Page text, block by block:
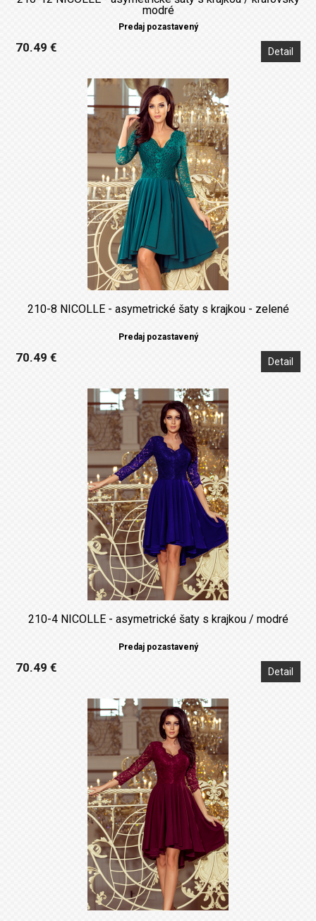
modré
Predaj pozastavený
70.49 € Detail
210-8 NICOLLE - asymetrické šaty s krajkou - zelené
Predaj pozastavený
70.49 € Detail
210-4 NICOLLE - asymetrické šaty s krajkou / modré
Predaj pozastavený
70.49 € Detail